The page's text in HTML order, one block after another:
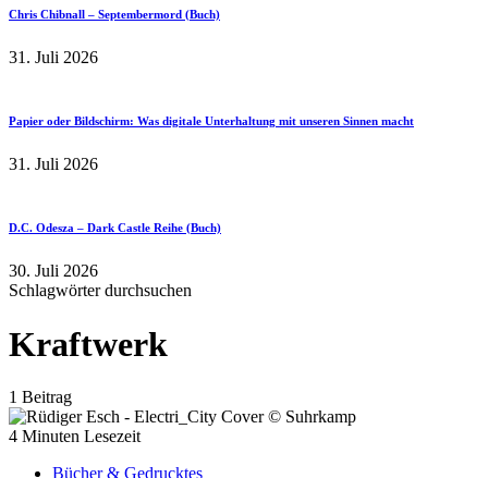
Chris Chibnall – Septembermord (Buch)
31. Juli 2026
Papier oder Bildschirm: Was digitale Unterhaltung mit unseren Sinnen macht
31. Juli 2026
D.C. Odesza – Dark Castle Reihe (Buch)
30. Juli 2026
Schlagwörter durchsuchen
Kraftwerk
1 Beitrag
4 Minuten Lesezeit
Bücher & Gedrucktes